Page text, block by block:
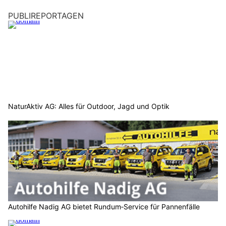
PUBLIREPORTAGEN
NaturAktiv AG: Alles für Outdoor, Jagd und Optik
Autohilfe Nadig AG bietet Rundum‑Service für Pannenfälle